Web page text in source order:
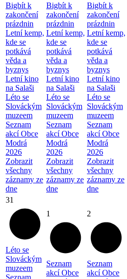
Bigbít k
zakončení
prázdnin
Letní kemp,
kde se
potkává
věda a
byznys
Letní kino
na Salaši
Léto se
Slováckým
muzeem
Seznam
akcí Obce
Modrá
2026
Zobrazit
všechny
záznamy ze
dne
Bigbít k
zakončení
prázdnin
Letní kemp,
kde se
potkává
věda a
byznys
Letní kino
na Salaši
Léto se
Slováckým
muzeem
Seznam
akcí Obce
Modrá
2026
Zobrazit
všechny
záznamy ze
dne
Bigbít k
zakončení
prázdnin
Letní kemp,
kde se
potkává
věda a
byznys
Letní kino
na Salaši
Léto se
Slováckým
muzeem
Seznam
akcí Obce
Modrá
2026
Zobrazit
všechny
záznamy ze
dne
31
Léto se
Slováckým
muzeem
Seznam
1
Seznam
akcí Obce
2
Seznam
akcí Obce